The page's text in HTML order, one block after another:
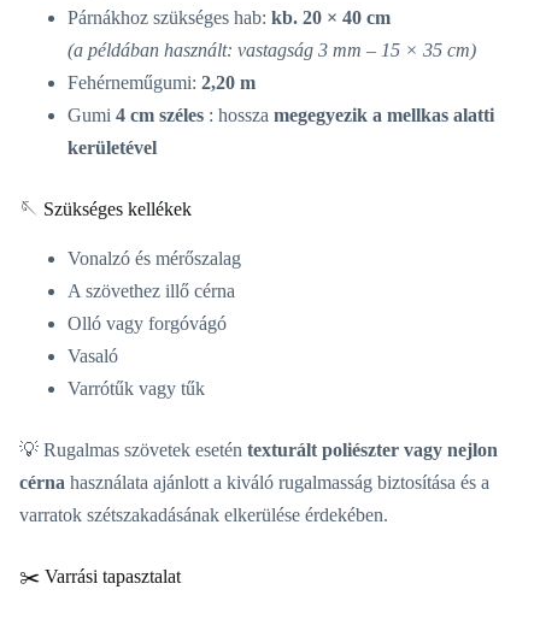
Párnákhoz szükséges hab: kb. 20 × 40 cm
(a példában használt: vastagság 3 mm – 15 × 35 cm)
Fehérneműgumi: 2,20 m
Gumi 4 cm széles : hossza megegyezik a mellkas alatti
kerületével
🪡 Szükséges kellékek
Vonalzó és mérőszalag
A szövethez illő cérna
Olló vagy forgóvágó
Vasaló
Varrótűk vagy tűk
💡 Rugalmas szövetek esetén texturált poliészter vagy nejlon
cérna használata ajánlott a kiváló rugalmasság biztosítása és a
varratok szétszakadásának elkerülése érdekében.
✂️ Varrási tapasztalat